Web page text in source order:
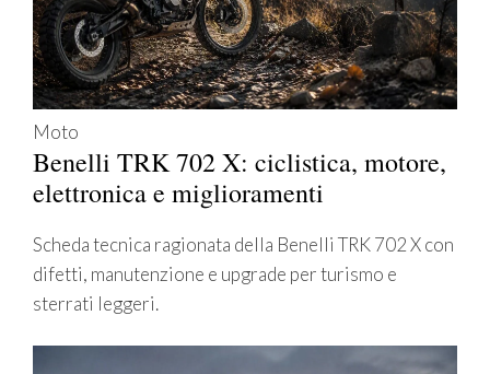
Moto
Benelli TRK 702 X: ciclistica, motore,
elettronica e miglioramenti
Scheda tecnica ragionata della Benelli TRK 702 X con
difetti, manutenzione e upgrade per turismo e
sterrati leggeri.